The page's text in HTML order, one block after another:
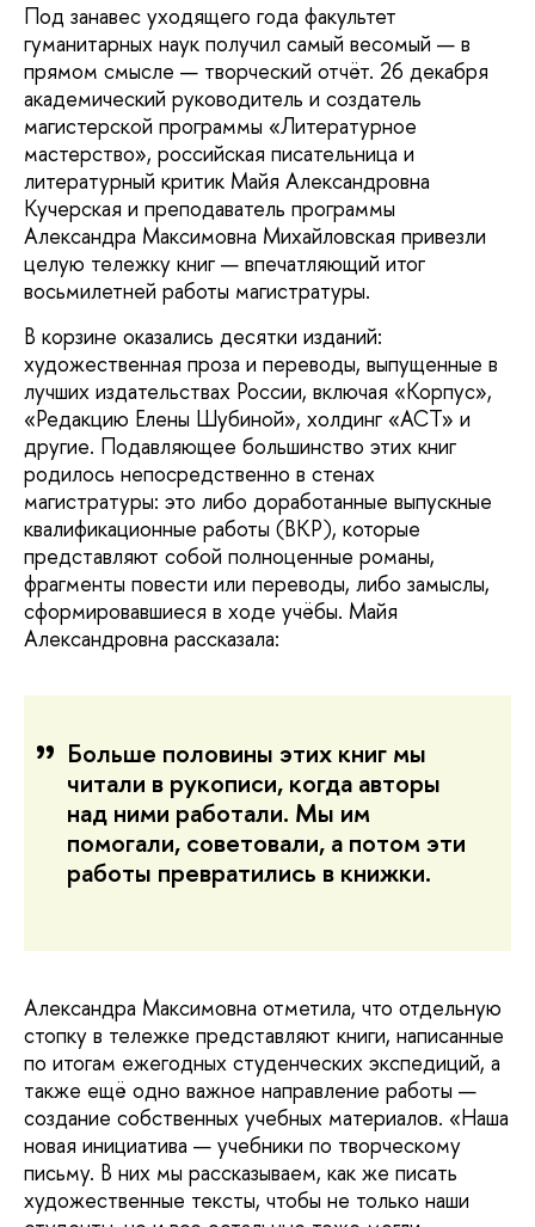
Под занавес уходящего года факультет
гуманитарных наук получил самый весомый — в
прямом смысле — творческий отчёт. 26 декабря
академический руководитель и создатель
магистерской программы «Литературное
мастерство», российская писательница и
литературный критик Майя Александровна
Кучерская и преподаватель программы
Александра Максимовна Михайловская привезли
целую тележку книг — впечатляющий итог
восьмилетней работы магистратуры.
В корзине оказались десятки изданий:
художественная проза и переводы, выпущенные в
лучших издательствах России, включая «Корпус»,
«Редакцию Елены Шубиной», холдинг «АСТ» и
другие. Подавляющее большинство этих книг
родилось непосредственно в стенах
магистратуры: это либо доработанные выпускные
квалификационные работы (ВКР), которые
представляют собой полноценные романы,
фрагменты повести или переводы, либо замыслы,
сформировавшиеся в ходе учёбы. Майя
Александровна рассказала:
Больше половины этих книг мы
читали в рукописи, когда авторы
над ними работали. Мы им
помогали, советовали, а потом эти
работы превратились в книжки.
Александра Максимовна отметила, что отдельную
стопку в тележке представляют книги, написанные
по итогам ежегодных студенческих экспедиций, а
также ещё одно важное направление работы —
создание собственных учебных материалов. «Наша
новая инициатива — учебники по творческому
письму. В них мы рассказываем, как же писать
художественные тексты, чтобы не только наши